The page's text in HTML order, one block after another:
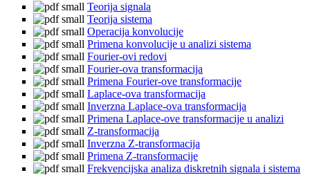
Teorija signala
Teorija sistema
Operacija konvolucije
Primena konvolucije u analizi sistema
Fourier-ovi redovi
Fourier-ova transformacija
Primena Fourier-ove transformacije
Laplace-ova transformacija
Inverzna Laplace-ova transformacija
Primena Laplace-ove transformacije u analizi
Z-transformacija
Inverzna Z-transformacija
Primena Z-transformacije
Frekvencijska analiza diskretnih signala i sistema